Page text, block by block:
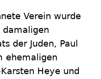
Verein wurde
damaligen
der Juden, Paul
ehemaligen
Heye und